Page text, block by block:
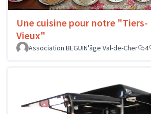
Une cuisine pour notre "Tiers-
Vieux"
Association BEGUIN'âge Val-de-Cher
4